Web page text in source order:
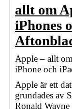
allt om
iPhones
Apple – allt
iPhone och
Apple är ett
grundades av
Ronald Wayne